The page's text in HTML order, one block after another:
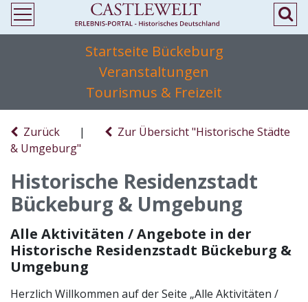
Startseite Bückeburg
Veranstaltungen
Tourismus & Freizeit
Zurück |
Zur Übersicht "Historische Städte
& Umgeburg"
Historische Residenzstadt
Bückeburg & Umgebung
Alle Aktivitäten / Angebote in der
Historische Residenzstadt Bückeburg &
Umgebung
Herzlich Willkommen auf der Seite „Alle Aktivitäten /